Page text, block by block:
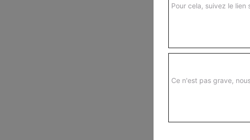
Pour cela, suivez le lien
Ce n'est pas grave,